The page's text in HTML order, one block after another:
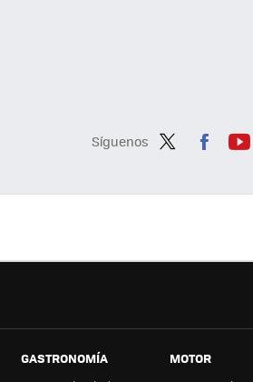
Síguenos
ter
ebo tub
GASTRONOMÍA
MOTOR